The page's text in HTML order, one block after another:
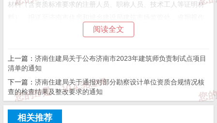
材料（含资质标准要求的注册人员、职称人员、技术工人等证明材
无异议。公示期满后，仍未提交资质标准要求资料的企业，我局将
联系电话：61378818
附件：资质不达标企业资质名单
阅读全文
上一篇： 济南住建局关于公布济南市2023年建筑师负责制试点项目
清单的通知
下一篇： 济南住建局关于通报对部分勘察设计单位资质合规情况核
查的检查结果及整改要求的通知
相关推荐